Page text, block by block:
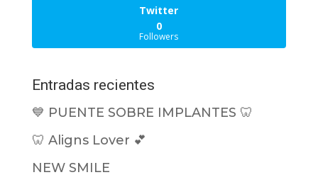
Twitter
0
Followers
Entradas recientes
💙 PUENTE SOBRE IMPLANTES 🦷
🦷 Aligns Lover 💕
NEW SMILE